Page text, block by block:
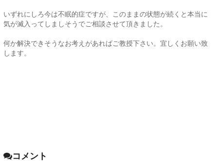
いずれにしろ今は不眠的症ですが、このままの状態が続くと本当に
気が滅入ってしましそうでご相談させて頂きました。
何か解決できそうなお考えがあればご教授下さい。宜しくお願い致
します。
コメント